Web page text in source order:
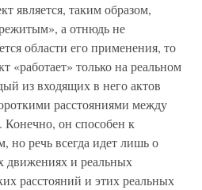
является, таким образом,
а отнюдь не
области его применения, то
«работает» только на реальном
из входящих в него актов
расстояниями между
Конечно, он способен к
но речь всегда идет лишь о
движениях и реальных
расстояний и этих реальных